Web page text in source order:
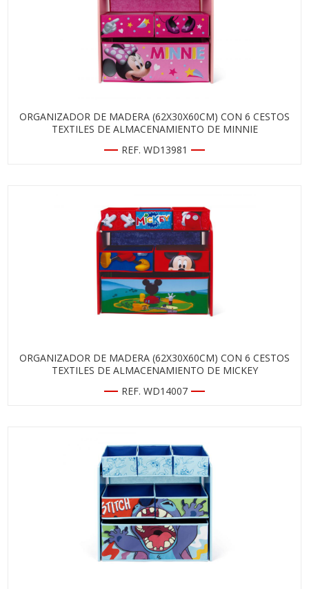
ORGANIZADOR DE MADERA (62X30X60CM) CON 6 CESTOS
TEXTILES DE ALMACENAMIENTO DE MINNIE
REF. WD13981
ORGANIZADOR DE MADERA (62X30X60CM) CON 6 CESTOS
TEXTILES DE ALMACENAMIENTO DE MICKEY
REF. WD14007